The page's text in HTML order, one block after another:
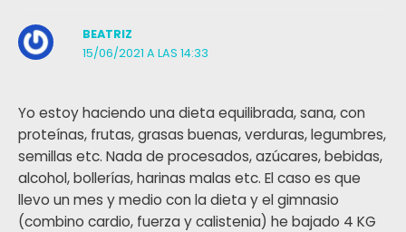
BEATRIZ
15/06/2021 A LAS 14:33
Yo estoy haciendo una dieta equilibrada, sana, con
proteínas, frutas, grasas buenas, verduras, legumbres,
semillas etc. Nada de procesados, azúcares, bebidas,
alcohol, bollerías, harinas malas etc. El caso es que
llevo un mes y medio con la dieta y el gimnasio
(combino cardio, fuerza y calistenia) he bajado 4 KG